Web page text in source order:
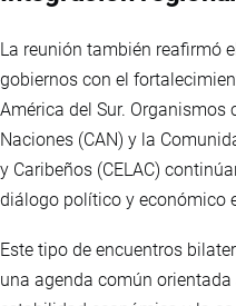
La reunión también reafirmó
gobiernos con el
América del Sur.
Naciones (CAN) y la
y Caribeños (CELAC)
diálogo político y económico
Este tipo de encuentros
una agenda común